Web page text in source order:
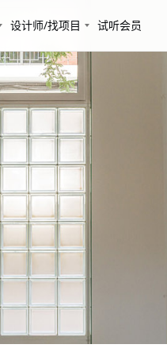
设计师/找项目 试听会员